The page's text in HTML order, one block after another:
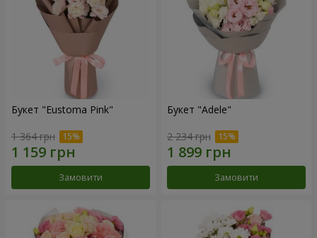
Букет "Eustoma Pink"
1 364 грн
Замовити
Букет "Adele"
2 234 грн
Замовити